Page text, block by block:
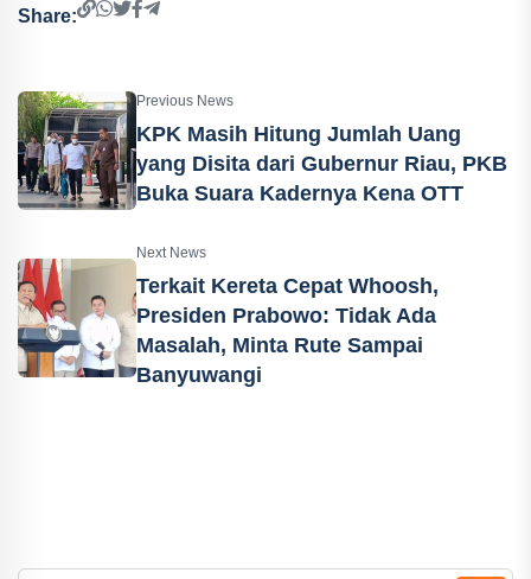
Share:
Previous News
KPK Masih Hitung Jumlah Uang
yang Disita dari Gubernur Riau, PKB
Buka Suara Kadernya Kena OTT
Next News
Terkait Kereta Cepat Whoosh,
Presiden Prabowo: Tidak Ada
Masalah, Minta Rute Sampai
Banyuwangi